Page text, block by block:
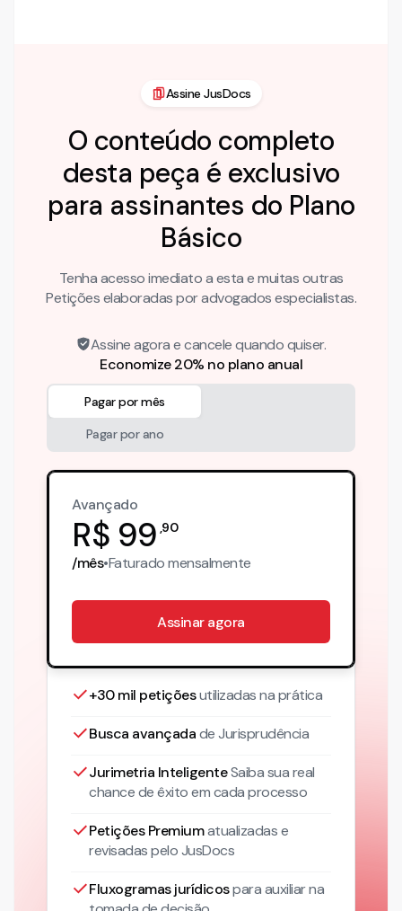
Assine JusDocs
O conteúdo completo
desta peça é exclusivo
para assinantes do Plano
Básico
Tenha acesso imediato a esta e muitas outras
Petições elaboradas por advogados especialistas.
Assine agora e cancele quando quiser.
Economize 20% no plano anual
Pagar por mês
Pagar por ano
Avançado
R$ 99 ,90
/mês•Faturadomensalmente
Assinar agora
+30 mil petiçõesutilizadas na prática
Busca avançadade Jurisprudência
Jurimetria InteligenteSaiba sua real
chance de êxito em cada processo
Petições Premiumatualizadase
revisadas pelo JusDocs
Fluxogramas jurídicospara auxiliar na